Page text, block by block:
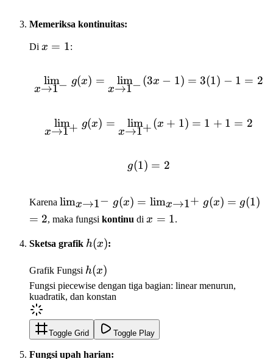
Memeriksa kontinuitas:
Di x
1
x = 1:
\lim_{x \to 1^-} g(x) =
x→1−
lim g(x) =
x→1−
lim (3x − 1) = 3(1) − 1 = 2
\lim_{x \to 1^+} g(x)
x→1+
lim g(x) =
x→1+
lim (x + 1) = 1 + 1 = 2
g(1) = 2
g(1) = 2
Karena \lim_{x
\to
g(x) =
\to
1^+}
g(x) =
limx→1− g(x) = limx→1+ g(x) = g(1)
= 2, maka fungsikontinu dix
x = 1.
Sketsa grafik h(x)
h(x):
Grafik Fungsi h(x)
h(x)
Fungsi piecewise dengan tiga bagian: linear menurun,
kuadratik, dan konstan
Toggle Grid Toggle Play
Fungsi upah harian: